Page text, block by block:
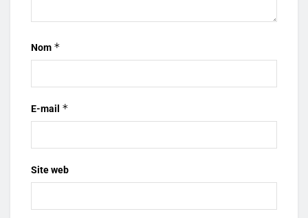
Nom *
E-mail *
Site web